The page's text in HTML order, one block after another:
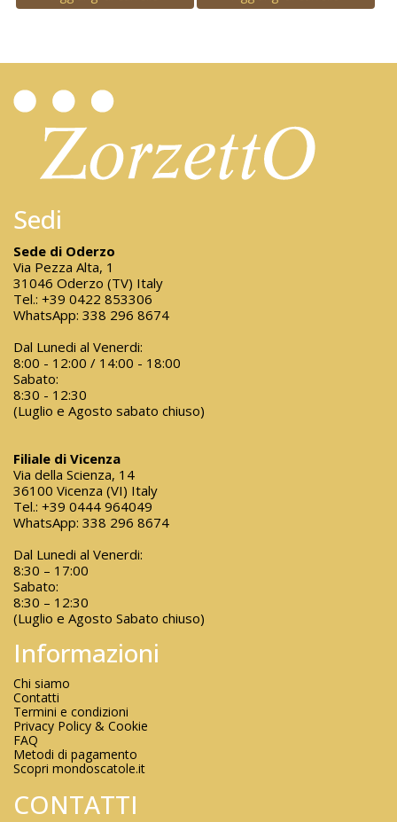
Sedi
Sede di Oderzo
Via Pezza Alta, 1
31046 Oderzo (TV) Italy
Tel.: +39 0422 853306
WhatsApp: 338 296 8674
Dal Lunedi al Venerdi:
8:00 - 12:00 / 14:00 - 18:00
Sabato:
8:30 - 12:30
(Luglio e Agosto sabato chiuso)
Filiale di Vicenza
Via della Scienza, 14
36100 Vicenza (VI) Italy
Tel.: +39 0444 964049
WhatsApp: 338 296 8674
Dal Lunedi al Venerdi:
8:30 – 17:00
Sabato:
8:30 – 12:30
(Luglio e Agosto Sabato chiuso)
Informazioni
Chi siamo
Contatti
Termini e condizioni
Privacy Policy & Cookie
FAQ
Metodi di pagamento
Scopri mondoscatole.it
CONTATTI